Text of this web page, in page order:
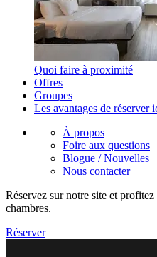
Quoi faire à proximité
Offres
Groupes
Les avantages de réserver
À propos
Foire aux questions
Blogue / Nouvelles
Nous contacter
Réservez sur notre site et
chambres.
Réserver